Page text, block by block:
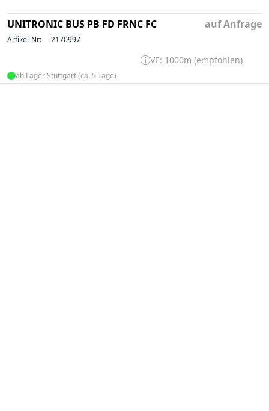
UNITRONIC BUS PB FD FRNC FC auf Anfrage
Artikel-Nr: 2170997
VE: 1000m (empfohlen)
ab Lager Stuttgart (ca. 5 Tage)